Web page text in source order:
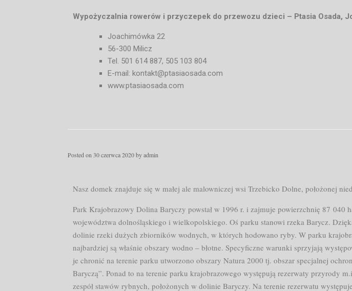
Wypożyczalnia rowerów i przyczepek do przewozu dzieci – Ptasia Osada,
Joachimówka 22
56-300 Milicz
Tel. 501 614 887, 505 103 804
E-mail: kontakt@ptasiaosada.com
www.ptasiaosada.com
Posted on 30 czerwca 2020byadmin
Nasz domek znajduje się w małej ale malowniczej wsi Trzebicko Dolne, położonej
Park Krajobrazowy Dolina Baryczy powstał w 1996 r. i zajmuje powierzchnię 87 040
województwa dolnośląskiego i wielkopolskiego. Oś parku stanowi rzeka Barycz.
dolinie rzeki dużych zbiorników wodnych, w których hodowano ryby. W parku
najbardziej są właśnie obszary wodno – błotne. Specyficzne warunki sprzyjają
je chronić na terenie parku utworzono obszary Natura 2000 tj. obszar specjalnej
Baryczą”. Ponad to na terenie parku krajobrazowego występują rezerwaty przyrody
zespół stawów rybnych, położonych w dolinie Baryczy. Na terenie rezerwatu